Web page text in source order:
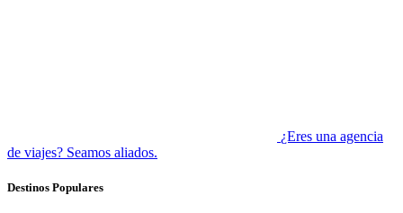
¿Eres una agencia
de viajes? Seamos aliados.
Destinos Populares